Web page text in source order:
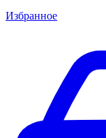
Избранное